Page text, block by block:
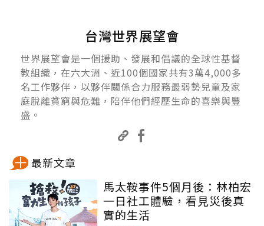
台灣世界展望會
世界展望會是一個援助、發展和倡議的全球性基督
教組織，在六大洲、近100個國家共有3萬4,000多
名工作夥伴，以夥伴關係合力服務最弱勢兒童及家
庭脫離貧窮與危難，陪伴他們經歷生命的喜樂與豐
盛。
最新文章
馬太鞍事件5個月後：林柏宏
一日社工體驗，看見災後真
實的生活